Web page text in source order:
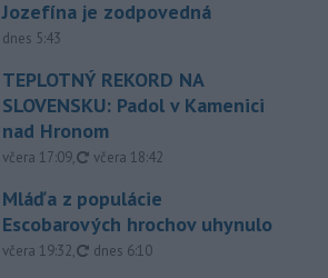
Jozefína je zodpovedná
dnes 5:43
TEPLOTNÝ REKORD NA
SLOVENSKU: Padol v Kamenici
nad Hronom
včera 17:09, aktualizované
včera 18:42
Mláďa z populácie
Escobarových hrochov uhynulo
včera 19:32, aktualizované
dnes 6:10